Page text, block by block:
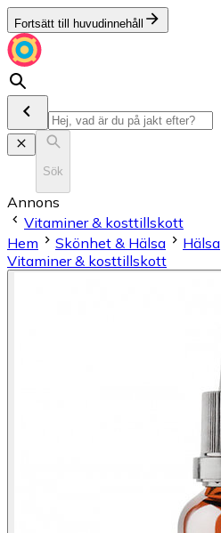
Fortsätt till huvudinnehåll
Sök
Annons
Vitaminer & kosttillskott
Hem
Skönhet & Hälsa Hälsa
Vitaminer & kosttillskott